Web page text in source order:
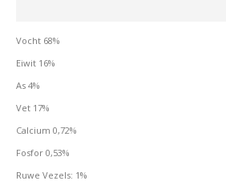
Vocht 68%
Eiwit 16%
As 4%
Vet 17%
Calcium 0,72%
Fosfor 0,53%
Ruwe Vezels: 1%